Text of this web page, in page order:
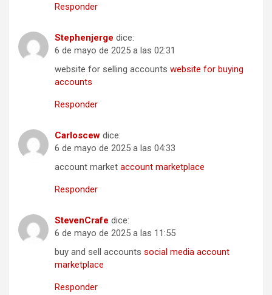
Responder
Stephenjerge dice:
6 de mayo de 2025 a las 02:31
website for selling accounts website for buying
accounts
Responder
Carloscew dice:
6 de mayo de 2025 a las 04:33
account market account marketplace
Responder
StevenCrafe dice:
6 de mayo de 2025 a las 11:55
buy and sell accounts social media account
marketplace
Responder